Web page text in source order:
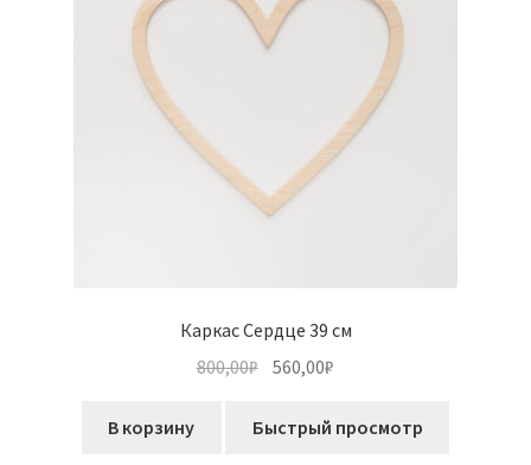
Каркас Сердце 39 см
800,00₽ Первоначальная
составляла
560,00₽
560,00₽.
В корзину Быстрый просмотр